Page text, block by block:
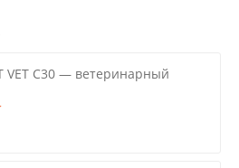
VET C30 — ветеринарный